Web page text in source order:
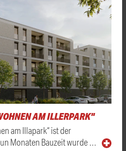
AM ILLERPARK"
am Illapark“ ist der
Monaten Bauzeit wurde …